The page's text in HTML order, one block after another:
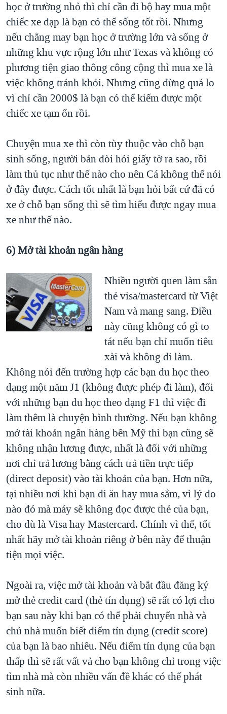
học ở trường nhỏ thì chỉ cần đi bộ hay mua một
chiếc xe đạp là bạn có thể sống tốt rồi. Nhưng
nếu chẳng may bạn học ở trường lớn và sống ở
những khu vực rộng lớn như Texas và không có
phương tiện giao thông công cộng thì mua xe là
việc không tránh khỏi. Nhưng cũng đừng quá lo
vì chỉ cần 2000$ là bạn có thể kiếm được một
chiếc xe tạm ổn rồi.
Chuyện mua xe thì còn tùy thuộc vào chỗ bạn
sinh sống, người bán đòi hỏi giấy tờ ra sao, rồi
làm thủ tục như thế nào cho nên Cá không thể nói
ở đây được. Cách tốt nhất là bạn hỏi bất cứ đã có
xe ở chỗ bạn sống thì sẽ tìm hiểu được ngay mua
xe như thế nào.
6) Mở tài khoản ngân hàng
Nhiều người quen làm sẵn
thẻ visa/mastercard từ Việt
Nam và mang sang. Điều
này cũng không có gì to
tát nếu bạn chỉ muốn tiêu
xài và không đi làm.
Không nói đến trường hợp các bạn du học theo
dạng một năm J1 (không được phép đi làm), đối
với những bạn du học theo dạng F1 thì việc đi
làm thêm là chuyện bình thường. Nếu bạn không
mở tài khoản ngân hàng bên Mỹ thì bạn cũng sẽ
không nhận lương được, nhất là đối với những
nơi chỉ trả lương bằng cách trả tiền trực tiếp
(direct deposit) vào tài khoản của bạn. Hơn nữa,
tại nhiều nơi khi bạn đi ăn hay mua sắm, vì lý do
nào đó mà máy sẽ không đọc được thẻ của bạn,
cho dù là Visa hay Mastercard. Chính vì thế, tốt
nhất hãy mở tài khoản riêng ở bên này để thuận
tiện mọi việc.
Ngoài ra, việc mở tài khoản và bắt đầu đăng ký
mở thẻ credit card (thẻ tín dụng) sẽ rất có lợi cho
bạn sau này khi bạn có thể phải chuyển nhà và
chủ nhà muốn biết điểm tín dụng (credit score)
của bạn là bao nhiêu. Nếu điểm tín dụng của bạn
thấp thì sẽ rất vất vả cho bạn không chỉ trong việc
tìm nhà mà còn nhiều vấn đề khác có thể phát
sinh nữa.